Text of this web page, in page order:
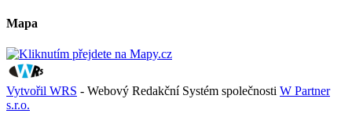
Mapa
Vytvořil WRS - Webový Redakční Systém společnosti W Partner
s.r.o.